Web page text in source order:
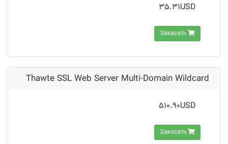
35.31USD
Заказать
Thawte SSL Web Server Multi-Domain Wildcard
510.90USD
Заказать